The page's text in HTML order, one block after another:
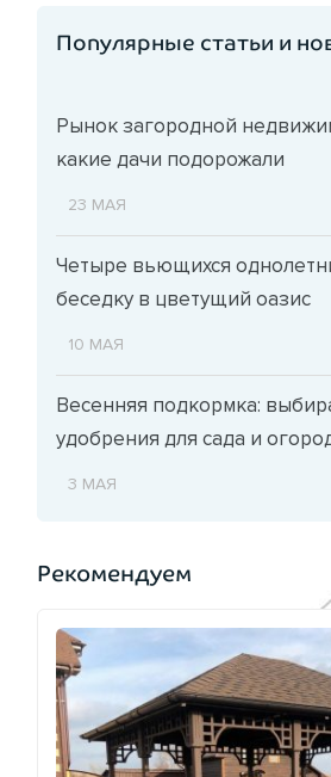
Популярные статьи и
Рынок загородной
какие дачи подорожали
23 МАЯ
Четыре вьющихся
беседку в цветущий оазис
10 МАЯ
Весенняя подкормка:
удобрения для сада и
3 МАЯ
Рекомендуем